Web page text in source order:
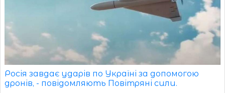
Росія завдає ударів по Україні за допомогою
дронів, - повідомляють Повітряні сили.